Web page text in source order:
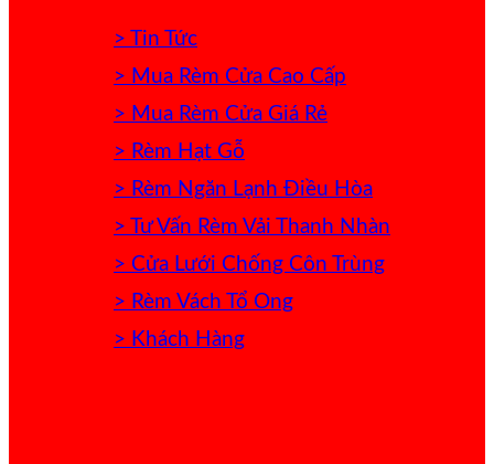
> Tin Tức
> Mua Rèm Cửa Cao Cấp
> Mua Rèm Cửa Giá Rẻ
> Rèm Hạt Gỗ
> Rèm Ngăn Lạnh Điều Hòa
> Tư Vấn Rèm Vải Thanh Nhàn
> Cửa Lưới Chống Côn Trùng
> Rèm Vách Tổ Ong
> Khách Hàng